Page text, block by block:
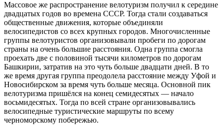
Массовое же распространение велотуризм получил к середине
двадцатых годов во времена СССР. Тогда стали создаваться
общественные движения, которые объединяли
велосипедистов со всех крупных городов. Многочисленные
группы велотуристов организовывали пробеги по дорогам
страны на очень большие расстояния. Одна группа смогла
проехать две с половиной тысячи километров по дорогам
Башкирии, затратив на это чуть больше двадцати дней. В то
же время другая группа преодолела расстояние между Уфой и
Новосибирском за время чуть больше месяца. Основной пик
велотуризма пришёлся на конец семидесятых — начало
восьмидесятых. Тогда по всей стране организовывались
велосипедные туристические маршруты по всему
черноморскому побережью.